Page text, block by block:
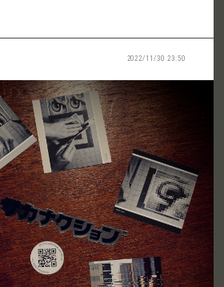
2022/11/30 23:50